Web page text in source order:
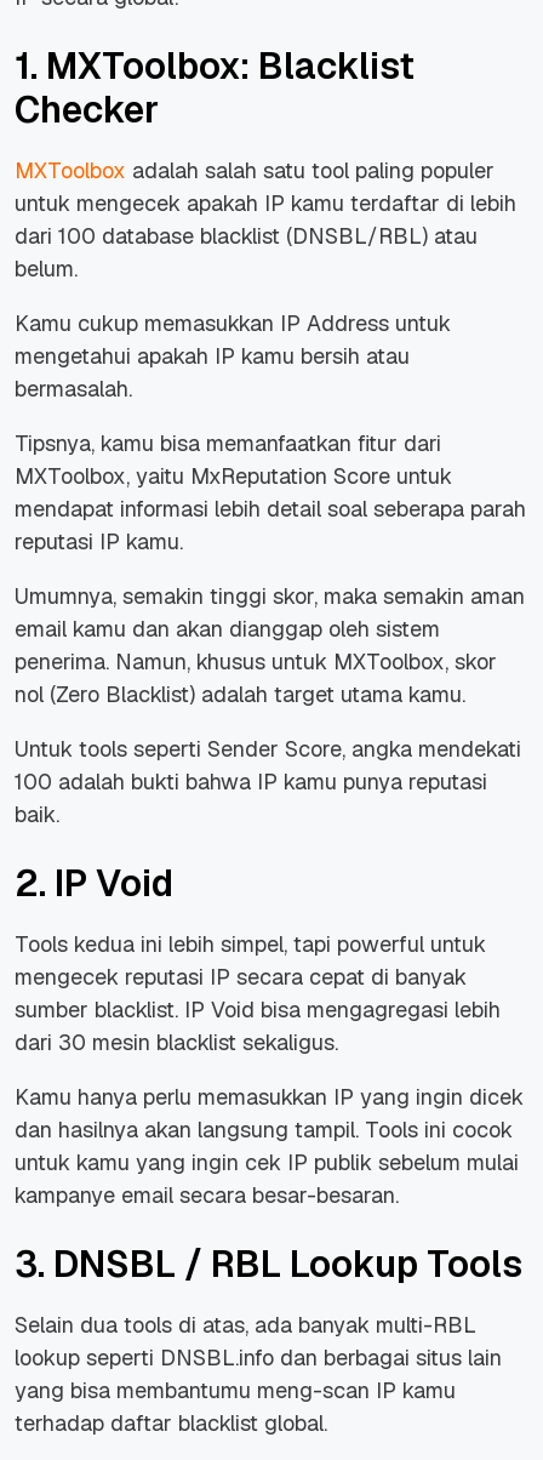
1. MXToolbox: Blacklist
Checker
MXToolbox adalah salah satu tool paling populer
untuk mengecek apakah IP kamu terdaftar di lebih
dari 100 database blacklist (DNSBL/RBL) atau
belum.
Kamu cukup memasukkan IP Address untuk
mengetahui apakah IP kamu bersih atau
bermasalah.
Tipsnya, kamu bisa memanfaatkan fitur dari
MXToolbox, yaitu MxReputation Score untuk
mendapat informasi lebih detail soal seberapa parah
reputasi IP kamu.
Umumnya, semakin tinggi skor, maka semakin aman
email kamu dan akan dianggap oleh sistem
penerima. Namun, khusus untuk MXToolbox, skor
nol (Zero Blacklist) adalah target utama kamu.
Untuk tools seperti Sender Score, angka mendekati
100 adalah bukti bahwa IP kamu punya reputasi
baik.
2. IP Void
Tools kedua ini lebih simpel, tapi powerful untuk
mengecek reputasi IP secara cepat di banyak
sumber blacklist. IP Void bisa mengagregasi lebih
dari 30 mesin blacklist sekaligus.
Kamu hanya perlu memasukkan IP yang ingin dicek
dan hasilnya akan langsung tampil. Tools ini cocok
untuk kamu yang ingin cek IP publik sebelum mulai
kampanye email secara besar-besaran.
3. DNSBL / RBL Lookup Tools
Selain dua tools di atas, ada banyak multi-RBL
lookup seperti DNSBL.info dan berbagai situs lain
yang bisa membantumu meng-scan IP kamu
terhadap daftar blacklist global.